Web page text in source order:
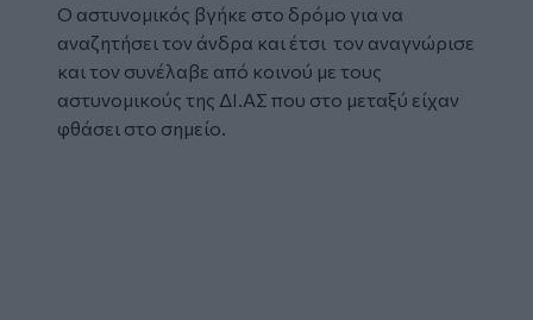
Ο αστυνομικός βγήκε στο δρόμο για να
αναζητήσει τον άνδρα και έτσι τον αναγνώρισε
και τον συνέλαβε από κοινού με τους
αστυνομικούς της ΔΙ.ΑΣ που στο μεταξύ είχαν
φθάσει στο σημείο.